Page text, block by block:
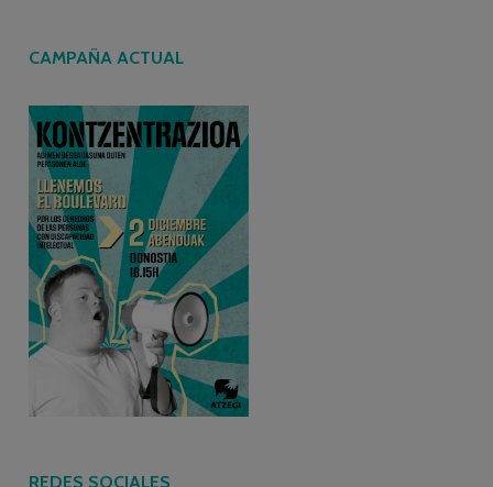
CAMPAÑA ACTUAL
REDES SOCIALES